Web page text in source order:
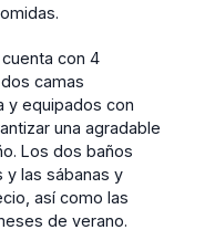
con 4
camas
y equipados con
una agradable
Los dos baños
las sábanas y
así como las
de verano.